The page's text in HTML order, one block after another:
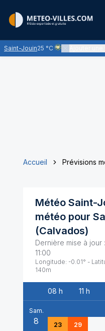
Saint-Jouin25 °C
Ciel voilé par
Accueil Prévisions
Météo Saint-
météo pour
(Calvados)
Dernière mise à jour :
11:00
Longitude: -0.01° -
140m
Date
08 h 11 h
Sam.
8 23 29